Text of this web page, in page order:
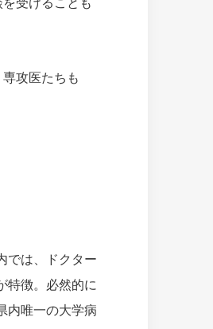
受けることも
攻医たちも
では、ドクター
特徴。必然的に
内唯一の大学病